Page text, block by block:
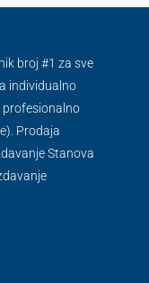
broj #1 za sve
individualno
profesionalno
Prodaja
Stanova